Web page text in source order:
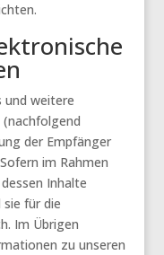
und weitere
der Empfänger
im Rahmen
Inhalte
für die
Im Übrigen
zu unseren